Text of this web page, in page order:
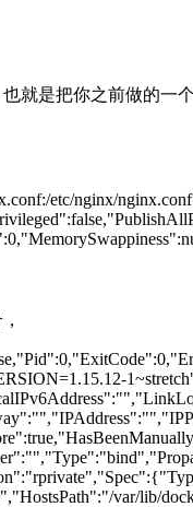
是把你之前做的
etc/nginx/
var/